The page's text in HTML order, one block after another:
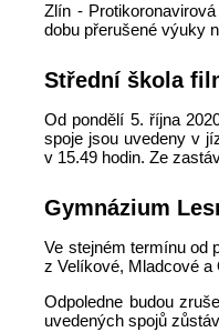
Zlín -
dobu přerušené výuky
Střední škola
Od pondělí 5. října
spoje jsou uvedeny v
v 15.49 hodin. Ze
Gymnázium
Ve stejném termínu od
z Velíkové, Mladcové
Odpoledne budou
uvedených spojů